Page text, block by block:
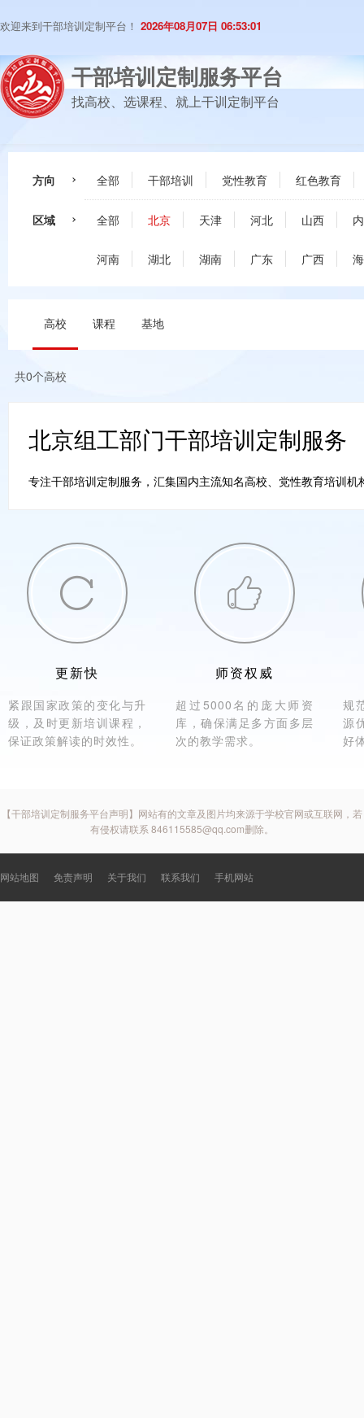
欢迎来到干部培训定制平台！ 2026年08月07日 06:53:01
干部培训定制服务平台
找高校、选课程、就上干训定制平台
方向 全部 干部培训 党性教育 红色教育
区域 全部 北京 天津 河北 山西
河南 湖北 湖南 广东 广西
高校 课程 基地
共0个高校
北京组工部门干部培训定制服务
专注干部培训定制服务，汇集国内主流知名高校、党性教育培训

更新快
紧跟国家政策的变化与升
级，及时更新培训课程，
保证政策解读的时效性。

师资权威
超过5000名的庞大师资
库，确保满足多方面多层
次的教学需求。
规
源
好
【干部培训定制服务平台声明】网站有的文章及图片均来源于学校官网或互联网，若
有侵权请联系 846115585@qq.com删除。
网站地图 免责声明 关于我们 联系我们 手机网站